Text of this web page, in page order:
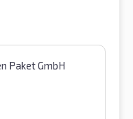
Paket GmbH